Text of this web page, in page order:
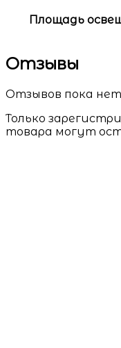
Площадь
Отзывы
Отзывов пока
Только
товара могут